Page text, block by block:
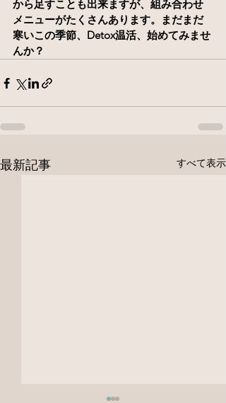
から足すことも出来ますが、組み合わせ
メニューがたくさんあります。まだまだ
寒いこの季節、Detox温活、始めてみませ
んか？
最新記事 すべて表示